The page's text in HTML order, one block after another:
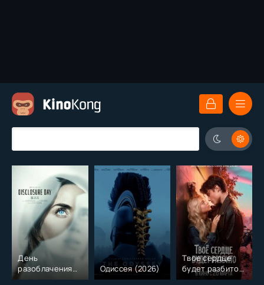
День
разоблачения
(2026)
Одиссея (2026)
Твое сердце
будет разбито
(2026)